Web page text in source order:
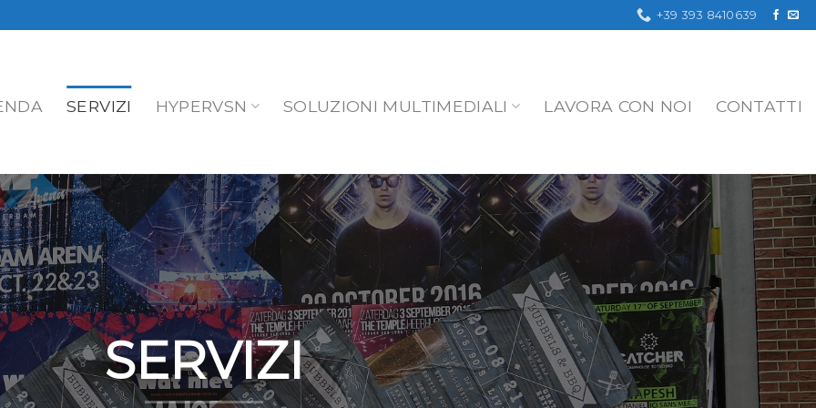
+39 393 8410639
SERVIZI HYPERVSN SOLUZIONI MULTIMEDIALI LAVORA CON NOI CONTATTI
SERVIZI